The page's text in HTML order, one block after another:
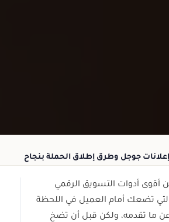
إعلانات جوجل وطرق إطلاق الحملة بنجاح
أقوى أدوات التسويق الرقمي
التي تضعك أمام العميل في اللحظة
عن ما تقدمه، ولكن قبل أن تضخ